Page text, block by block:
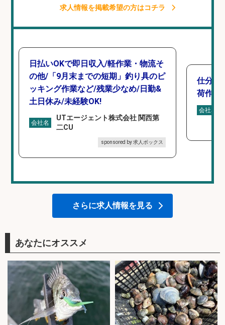
求人情報を掲載希望の方はコチラ
日払いOKで即日収入/軽作業・物流そ
の他/「9月末までの短期」釣り具のピ
ッキング作業など/残業少なめ/日勤&
土日休み/未経験OK!
会社名
UTエージェント株式会社 関西第
二CU
sponsored by 求人ボックス
仕分け
荷作業
会社名
さらに求人情報を見る
あなたにオススメ